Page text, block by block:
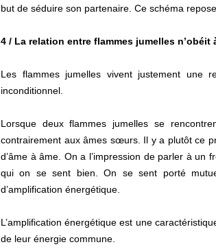
but de séduire son partenaire. Ce schéma
4 / La relation entre flammes jumelles
Les flammes jumelles vivent justement une
inconditionnel.
Lorsque deux flammes jumelles se
contrairement aux âmes sœurs. Il y a plutôt ce
d’âme à âme. On a l’impression de parler à un
qui on se sent bien. On se sent porté
d’amplification énergétique.
L’amplification énergétique est une
de leur énergie commune.